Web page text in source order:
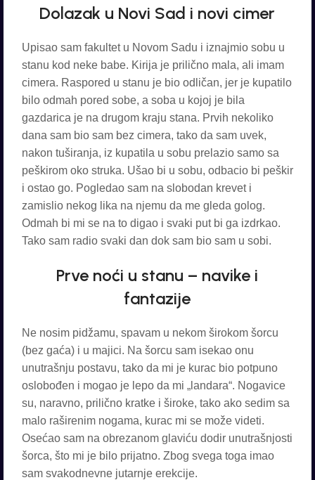
Dolazak u Novi Sad i novi cimer
Upisao sam fakultet u Novom Sadu i iznajmio sobu u
stanu kod neke babe. Kirija je prilično mala, ali imam
cimera. Raspored u stanu je bio odličan, jer je kupatilo
bilo odmah pored sobe, a soba u kojoj je bila
gazdarica je na drugom kraju stana. Prvih nekoliko
dana sam bio sam bez cimera, tako da sam uvek,
nakon tuširanja, iz kupatila u sobu prelazio samo sa
peškirom oko struka. Ušao bi u sobu, odbacio bi peškir
i ostao go. Pogledao sam na slobodan krevet i
zamislio nekog lika na njemu da me gleda golog.
Odmah bi mi se na to digao i svaki put bi ga izdrkao.
Tako sam radio svaki dan dok sam bio sam u sobi.
Prve noći u stanu – navike i
fantazije
Ne nosim pidžamu, spavam u nekom širokom šorcu
(bez gaća) i u majici. Na šorcu sam isekao onu
unutrašnju postavu, tako da mi je kurac bio potpuno
oslobođen i mogao je lepo da mi „landara“. Nogavice
su, naravno, prilično kratke i široke, tako ako sedim sa
malo raširenim nogama, kurac mi se može videti.
Osećao sam na obrezanom glaviću dodir unutrašnjosti
šorca, što mi je bilo prijatno. Zbog svega toga imao
sam svakodnevne jutarnje erekcije.